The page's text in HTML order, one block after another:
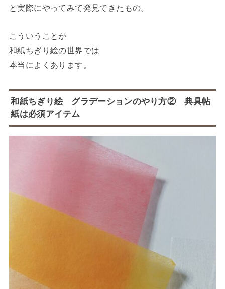
と実際にやってみて発見できたもの。
こういうことが
和紙ちぎり絵の世界では
本当によくあります。
和紙ちぎり絵 グラデーションのやり方② 典具帖
紙は必須アイテム